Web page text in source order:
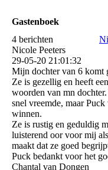
Gastenboek
4 berichten
Nicole Peeters
29-05-20 21:01:32
Mijn dochter van 6 komt
Ze is gezellig en heeft
woorden van mn
snel vreemde, maar
winnen.
Ze is rustig en geduldig
luisterend oor voor mij
maakt dat ze goed
Puck bedankt voor het
Chantal van Dongen